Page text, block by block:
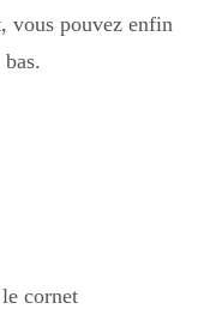
vous pouvez enfin
cornet